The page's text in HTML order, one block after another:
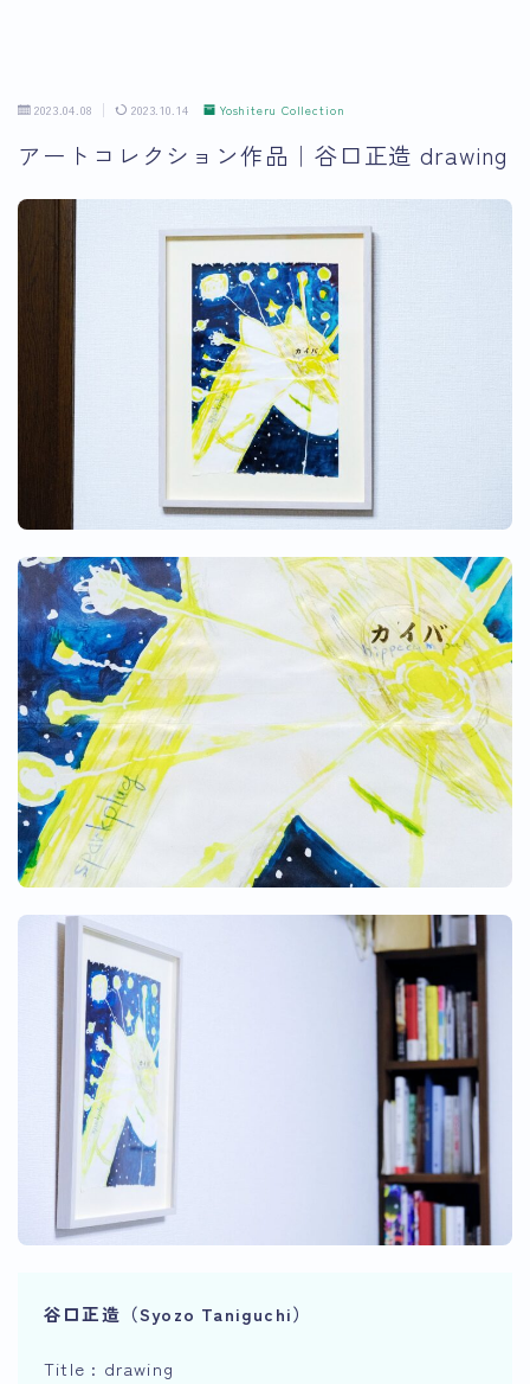
2023.04.08 2023.10.14 Yoshiteru Collection
アートコレクション作品｜谷口正造 drawing
谷口正造（Syozo Taniguchi）
Title : drawing